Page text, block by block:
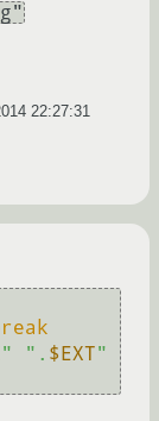
22:27:31
" ". $EXT"